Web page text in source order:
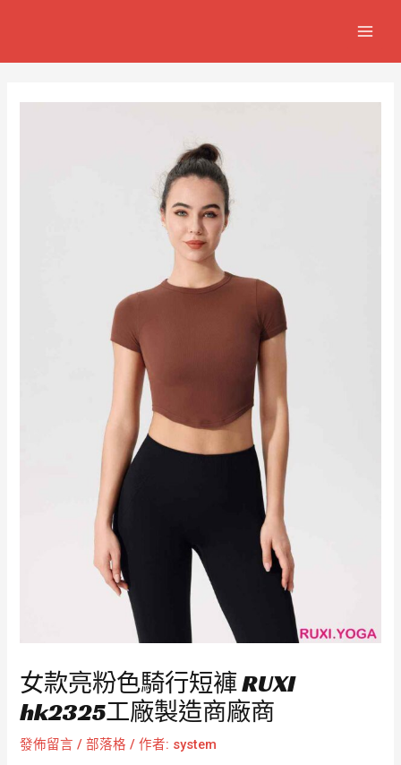
女款亮粉色騎行短褲 RUXI
hk2325工廠製造商廠商
發佈留言 /部落格 / 作者: system